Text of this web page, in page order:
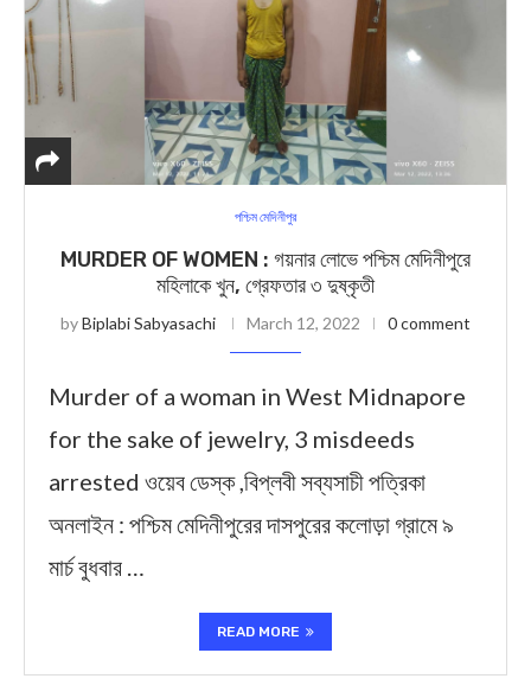
পশ্চিম মেদিনীপুর
MURDER OF WOMEN : গয়নার লোভে পশ্চিম মেদিনীপুরে
মহিলাকে খুন, গ্রেফতার ৩ দুষ্কৃতী
byBiplabi Sabyasachi March 12, 2022 0 comment
Murder of a woman in West Midnapore
for the sake of jewelry, 3 misdeeds
arrested ওয়েব ডেস্ক ,বিপ্লবী সব্যসাচী পত্রিকা
অনলাইন : পশ্চিম মেদিনীপুরের দাসপুরের কলোড়া গ্রামে ৯
মার্চ বুধবার …
READ MORE